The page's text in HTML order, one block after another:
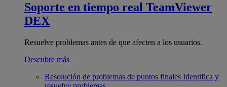
Soporte en tiempo real TeamViewer
DEX
Resuelve problemas antes de que afecten a los usuarios.
Descubre más
Resolución de problemas de puntos finales Identifica y